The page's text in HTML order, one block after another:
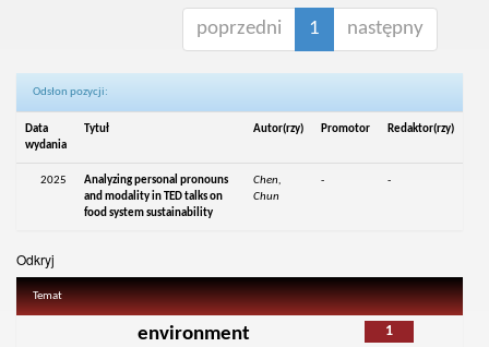
poprzedni 1 następny
Odsłon pozycji:
Data
wydania
Tytuł Autor(rzy) Promotor Redaktor(rzy)
2025
Analyzing personal pronouns
and modality in TED talks on
food system sustainability
Chen,
Chun
- -
Odkryj
Temat
1
environment